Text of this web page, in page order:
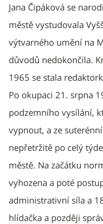
Jana Čipáková se
městě vystudovala
výtvarného umění na
důvodů nedokončila.
1965 se stala
Po okupaci 21. srpna
podzemního vysílání,
vypnout, a ze
nepřetržitě po celý
městě. Na začátku
vyhozena a poté
administrativní síla a
hlídačka a později